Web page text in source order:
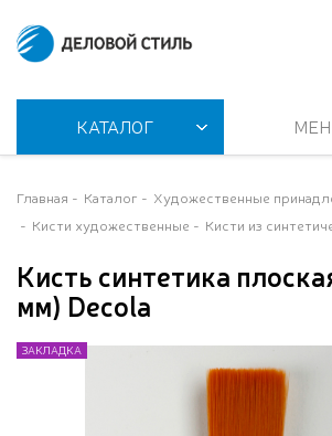
КАТАЛОГ
Главная Каталог
Художественные
Кисти художественные
Кисти из
Кисть синтетика
мм) Decola
ЗАКЛАДКА
ЗАКЛАДКА